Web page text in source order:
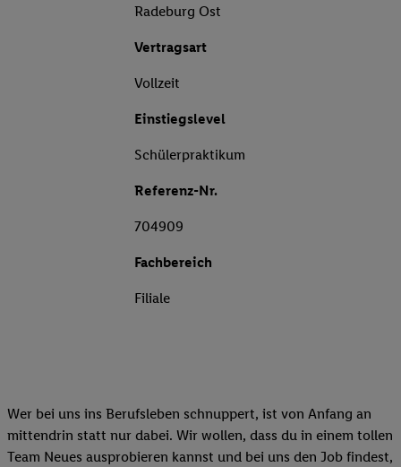
Radeburg Ost
Vertragsart
Vollzeit
Einstiegslevel
Schülerpraktikum
Referenz-Nr.
704909
Fachbereich
Filiale
Wer bei uns ins Berufsleben schnuppert, ist von Anfang an
mittendrin statt nur dabei. Wir wollen, dass du in einem tollen
Team Neues ausprobieren kannst und bei uns den Job findest,